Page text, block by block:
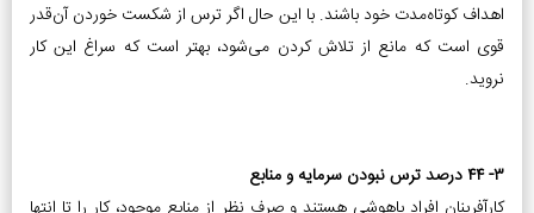
اهداف کوتاه‌مدت خود باشند. با این حال اگر ترس از شکست خوردن آن‌قدر
قوی است که مانع از تلاش کردن می‌شود، بهتر است که سراغ این کار
نروید.
۳- ۴۴ درصد ترس نبودن سرمایه و منابع